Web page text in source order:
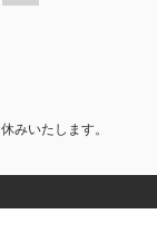
みいたします。